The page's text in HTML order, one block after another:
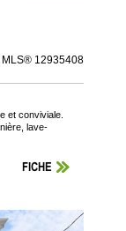
MLS® 12935408
et conviviale.
lave-
FICHE